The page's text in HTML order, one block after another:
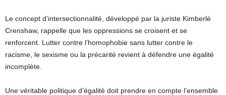
Le concept d’intersectionnalité, développé par la juriste Kimberlé
Crenshaw, rappelle que les oppressions se croisent et se
renforcent. Lutter contre l’homophobie sans lutter contre le
racisme, le sexisme ou la précarité revient à défendre une égalité
incomplète.
Une véritable politique d’égalité doit prendre en compte l’ensemble